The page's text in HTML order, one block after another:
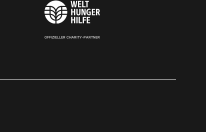
OFFIZIELLER CHARITY-PARTNER